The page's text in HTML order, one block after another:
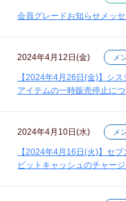
会員グレードお知らせメッ
2024年4月12日(金) メ
【2024年4月26日(金)】シ
アイテムの一時販売停止に
2024年4月10日(水) メ
【2024年4月16日(火)】セ
ビットキャッシュのチャー